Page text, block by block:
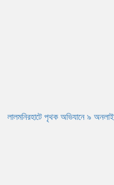
লালমনিরহাটে পৃথক অভিযানে ৯